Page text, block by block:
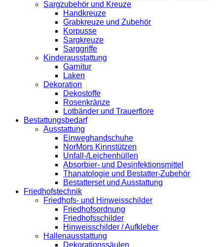
Sargzubehör und Kreuze
Handkreuze
Grabkreuze und Zubehör
Korpusse
Sargkreuze
Sarggriffe
Kinderausstattung
Garnitur
Laken
Dekoration
Dekostoffe
Rosenkränze
Lotbänder und Trauerflore
Bestattungsbedarf
Ausstattung
Einweghandschuhe
NorMors Kinnstützen
Unfall-/Leichenhüllen
Absorbier- und Desinfektionsmittel
Thanatologie und Bestatter-Zubehör
Bestatterset und Ausstattung
Friedhofstechnik
Friedhofs- und Hinweisschilder
Friedhofsordnung
Friedhofsschilder
Hinweisschilder / Aufkleber
Hallenausstattung
Dekorationssäulen